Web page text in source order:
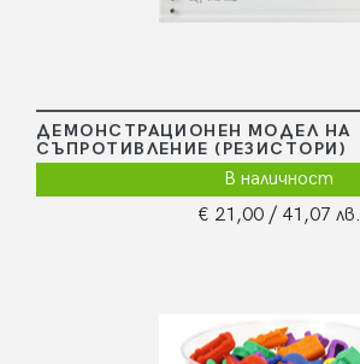
ДЕМОНСТРАЦИОНЕН МОДЕЛ НА
СЪПРОТИВЛЕНИЕ (РЕЗИСТОРИ)
В наличност
€ 21,00 / 41,07 лв.